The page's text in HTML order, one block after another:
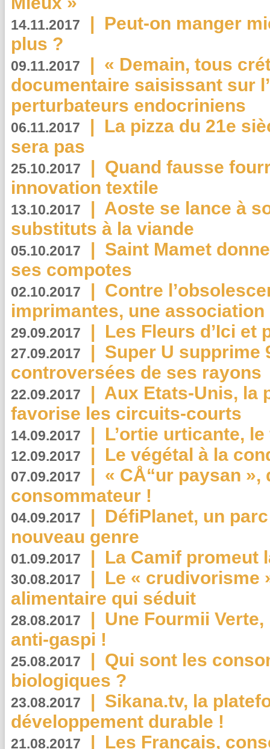
14.11.2017 | Peut-on manger
plus ?
09.11.2017 | « Demain, tous
documentaire saisissant sur
perturbateurs endocriniens
06.11.2017 | La pizza du 21e
sera pas
25.10.2017 | Quand fausse
innovation textile
13.10.2017 | Aoste se lance à
substituts à la viande
05.10.2017 | Saint Mamet
ses compotes
02.10.2017 | Contre
imprimantes, une
29.09.2017 | Les Fleurs d’Ici et
27.09.2017 | Super U supprime
controversées de ses rayons
22.09.2017 | Aux Etats-Unis, la
favorise les circuits-courts
14.09.2017 | L’ortie urticante,
12.09.2017 | Le végétal à la
07.09.2017 | « CÅ“ur paysan
consommateur !
04.09.2017 | DéfiPlanet, un
nouveau genre
01.09.2017 | La Camif promeut
30.08.2017 | Le « crudivorisme
alimentaire qui séduit
28.08.2017 | Une Fourmii
anti-gaspi !
25.08.2017 | Qui sont les
biologiques ?
23.08.2017 | Sikana.tv, la
développement durable !
21.08.2017 | Les Français,